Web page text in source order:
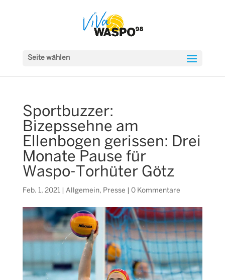
Seite wählen
Sportbuzzer:
Bizepssehne am
Ellenbogen gerissen: Drei
Monate Pause für
Waspo-Torhüter Götz
Feb. 1, 2021| Allgemein, Presse 0 Kommentare